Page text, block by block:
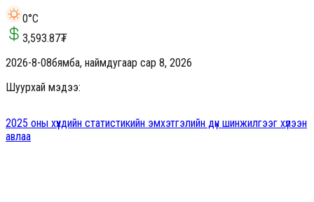
0°C
3,593.87₮
2026-8-08бямба, наймдугаар сар 8, 2026
Шуурхай мэдээ:
2025 оны хүүхдийн статистикийн эмхэтгэлийн дүн шинжилгээг хүлээн
авлаа